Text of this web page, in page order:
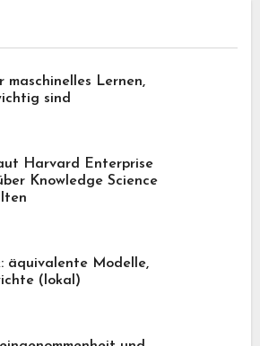
maschinelles Lernen,
sind
Harvard Enterprise
Knowledge Science
äquivalente Modelle,
(lokal)